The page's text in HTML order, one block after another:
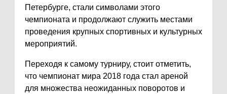
Петербурге, стали символами этого
чемпионата и продолжают служить местами
проведения крупных спортивных и культурных
мероприятий.
Переходя к самому турниру, стоит отметить,
что чемпионат мира 2018 года стал ареной
для множества неожиданных поворотов и